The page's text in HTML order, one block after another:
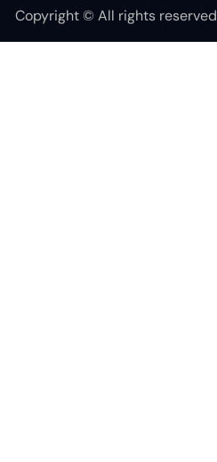
Copyright © All rights reserved